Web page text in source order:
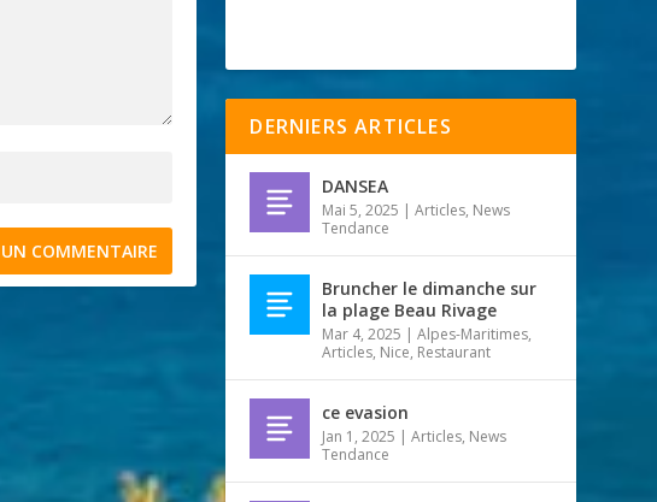
DERNIERS ARTICLES
DANSEA
Mai 5, 2025 |Articles, News
Tendance
Bruncher le dimanche sur
la plage Beau Rivage
Mar 4, 2025 |Alpes-Maritimes,
Articles, Nice, Restaurant
ce evasion
Jan 1, 2025 |Articles, News
Tendance